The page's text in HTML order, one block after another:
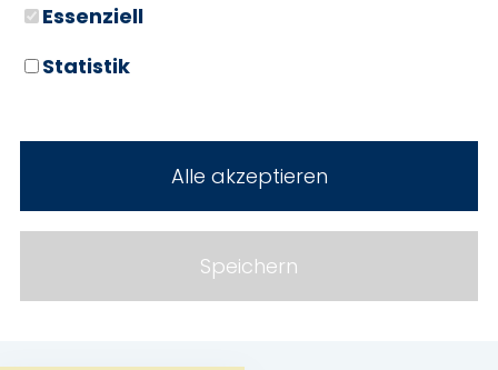
Essenziell
Statistik
Alle akzeptieren
Speichern